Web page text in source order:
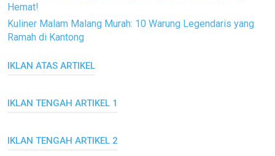
Hemat!
Kuliner Malam Malang Murah: 10 Warung Legendaris yang
Ramah di Kantong
IKLAN ATAS ARTIKEL
IKLAN TENGAH ARTIKEL 1
IKLAN TENGAH ARTIKEL 2